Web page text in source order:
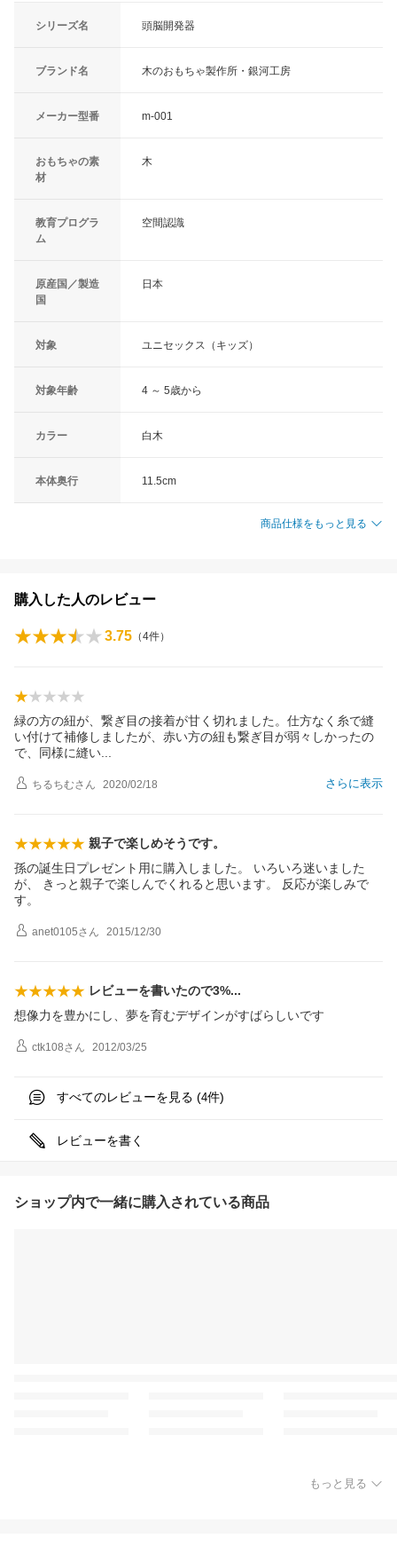
シリーズ名 頭脳開発器
ブランド名 木のおもちゃ製作所・銀河工房
メーカー型番 m-001
おもちゃの素
材
木
教育プログラ
ム
空間認識
原産国／製造
国
日本
対象 ユニセックス（キッズ）
対象年齢 4 ～ 5歳から
カラー 白木
本体奥行 11.5cm
商品仕様をもっと見る
購入した人のレビュー
3.75 （4件）
緑の方の紐が、繋ぎ目の接着が甘く切れました。仕方なく糸で縫
い付けて補修しましたが、赤い方の紐も繋ぎ目が弱々しかったの
で、同様に縫い
さらに表示
ちるちむさん 2020/02/18
親子で楽しめそうです。
孫の誕生日プレゼント用に購入しました。 いろいろ迷いました
が、 きっと親子で楽しんでくれると思います。 反応が楽しみで
す。
anet0105さん 2015/12/30
レビューを書いたので3%
想像力を豊かにし、夢を育むデザインがすばらしいです
ctk108さん 2012/03/25
すべてのレビューを見る (4件)
レビューを書く
ショップ内で一緒に購入されている商品
もっと見る